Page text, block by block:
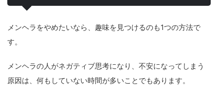
メンヘラをやめたいなら、趣味を見つけるのも1つの方法で
す。
メンヘラの人がネガティブ思考になり、不安になってしまう
原因は、何もしていない時間が多いことでもあります。